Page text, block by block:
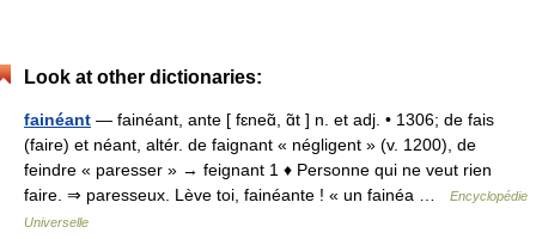
Look at other dictionaries:
fainéant — fainéant, ante [ fɛneɑ̃, ɑ̃t ] n. et adj. • 1306; de fais
(faire) et néant, altér. de faignant « négligent » (v. 1200), de
feindre « paresser » → feignant 1 ♦ Personne qui ne veut rien
faire. ⇒ paresseux. Lève toi, fainéante ! « un fainéa …
Encyclopédie
Universelle